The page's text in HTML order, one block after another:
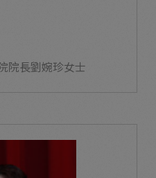
院長劉婉珍女士